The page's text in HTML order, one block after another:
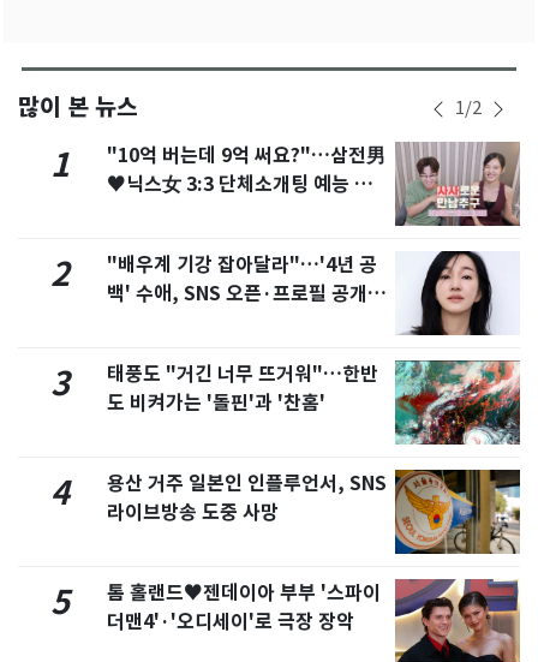
많이 본 뉴스 1/2
1
"10억 버는데 9억 써요?"…삼전男
♥닉스女 3:3 단체소개팅 예능 화
2
"배우계 기강 잡아달라"…'4년 공
백' 수애, SNS 오픈·프로필 공개
3
태풍도 "거긴 너무 뜨거워"…한반
도 비켜가는 '돌핀'과 '찬홈'
4
용산 거주 일본인 인플루언서, SNS
라이브방송 도중 사망
5
톰 홀랜드♥젠데이아 부부 '스파이
더맨4'·'오디세이'로 극장 장악